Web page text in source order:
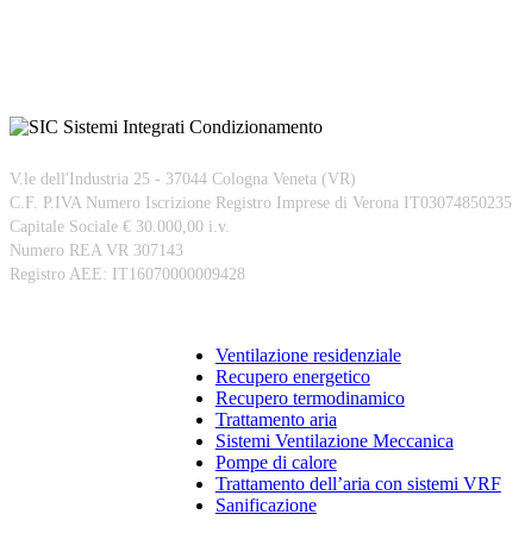
V.le dell'Industria 25 - 37044 Cologna Veneta (VR)
C.F. P.IVA Numero Iscrizione Registro Imprese di Verona IT03074850235
Capitale Sociale € 30.000,00 i.v.
Numero REA VR 307143
Registro AEE: IT16070000009428
Ventilazione residenziale
Recupero energetico
Recupero termodinamico
Trattamento aria
Sistemi Ventilazione Meccanica
Pompe di calore
Trattamento dell’aria con sistemi VRF
Sanificazione